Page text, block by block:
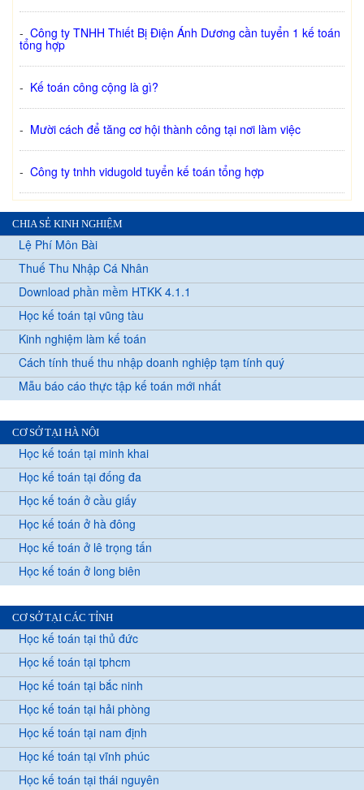
- Công ty TNHH Thiết Bị Điện Ánh Dương cần tuyển 1 kế toán
tổng hợp
- Kế toán công cộng là gì?
- Mười cách để tăng cơ hội thành công tại nơi làm việc
- Công ty tnhh vidugold tuyển kế toán tổng hợp
CHIA SẺ KINH NGHIỆM
Lệ Phí Môn Bài
Thuế Thu Nhập Cá Nhân
Download phần mềm HTKK 4.1.1
Học kế toán tại vũng tàu
Kinh nghiệm làm kế toán
Cách tính thuế thu nhập doanh nghiệp tạm tính quý
Mẫu báo cáo thực tập kế toán mới nhất
CƠ SỞ TẠI HÀ NỘI
Học kế toán tại minh khai
Học kế toán tại đống đa
Học kế toán ở cầu giấy
Học kế toán ở hà đông
Học kế toán ở lê trọng tấn
Học kế toán ở long biên
CƠ SỞ TẠI CÁC TỈNH
Học kế toán tại thủ đức
Học kế toán tại tphcm
Học kế toán tại bắc ninh
Học kế toán tại hải phòng
Học kế toán tại nam định
Học kế toán tại vĩnh phúc
Học kế toán tại thái nguyên